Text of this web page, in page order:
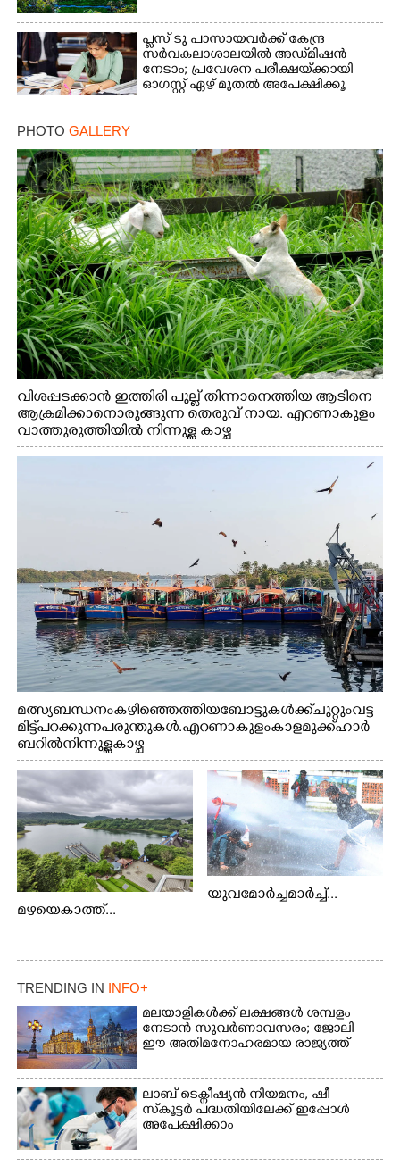
പ്ലസ് ടു പാസായവർക്ക് കേന്ദ്ര
സർവകലാശാലയിൽ അഡ്‌മിഷൻ
നേടാം; പ്രവേശന പരീക്ഷയ്‌ക്കായി
ഓഗസ്റ്റ് ഏഴ് മുതൽ അപേക്ഷിക്കൂ
PHOTO GALLERY
വിശപ്പടക്കാൻ ഇത്തിരി പുല്ല് തിന്നാനെത്തിയ ആടിനെ
ആക്രമിക്കാനൊരുങ്ങുന്ന തെരുവ് നായ. എറണാകുളം
വാത്തുരുത്തിയിൽ നിന്നുള്ള കാഴ്ച
മത്സ്യബന്ധനം കഴിഞ്ഞെത്തിയ ബോട്ടുകൾക്ക് ചുറ്റും വട്ട
മിട്ട് പറക്കുന്ന പരുന്തുകൾ. എറണാകുളം കാളമുക്ക് ഹാർ
ബറിൽ നിന്നുള്ള കാഴ്ച
മഴയെകാത്ത്...
യുവമോർച്ചമാർച്ച്...
TRENDING IN INFO+
മലയാളികൾക്ക് ലക്ഷങ്ങൾ ശമ്പളം
നേടാൻ സുവർണാവസരം; ജോലി
ഈ അതിമനോഹരമായ രാജ്യത്ത്
ലാബ് ടെക്നീഷ്യൻ നിയമനം, ഷീ
സ്‌കൂട്ടർ പദ്ധതിയിലേക്ക് ഇപ്പോൾ
അപേക്ഷിക്കാം